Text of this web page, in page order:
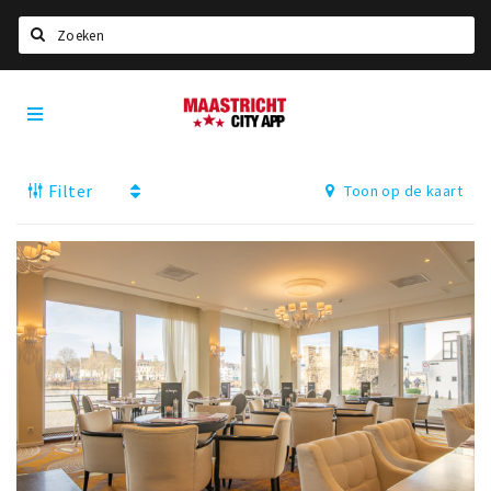
Home
Deals
Nieuws, interviews & blogs
Eten
Drinken
Slapen
Recreatief
Winkels
Maastricht
City
Filter Toon op de kaart